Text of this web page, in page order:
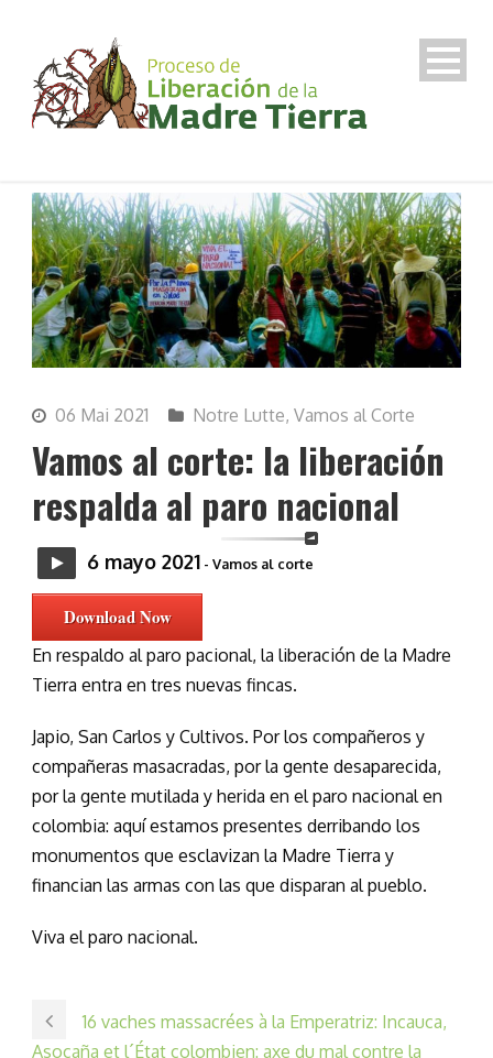
06 Mai 2021 Notre Lutte, Vamos al Corte
Vamos al corte: la liberación
respalda al paro nacional
6 mayo 2021 - Vamos al corte
Download Now
En respaldo al paro pacional, la liberación de la Madre
Tierra entra en tres nuevas fincas.
Japio, San Carlos y Cultivos. Por los compañeros y
compañeras masacradas, por la gente desaparecida,
por la gente mutilada y herida en el paro nacional en
colombia: aquí estamos presentes derribando los
monumentos que esclavizan la Madre Tierra y
financian las armas con las que disparan al pueblo.
Viva el paro nacional.
16 vaches massacrées à la Emperatriz: Incauca,
Asocaña et l´État colombien: axe du mal contre la